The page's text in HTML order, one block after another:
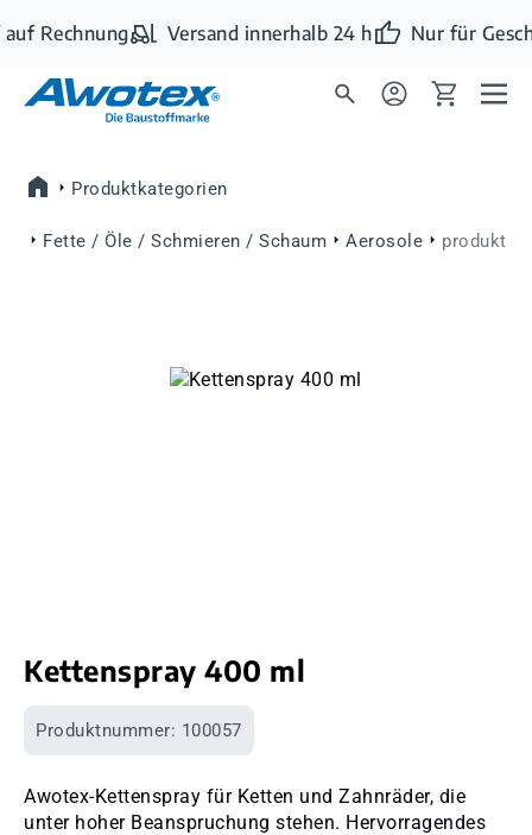
Zum Hauptinhalt springen
Rechnung Versand innerhalb 24 h Nur für
Produktkategorien
Fette / Öle / Schmieren / Schaum Aerosole produkt
Bildergalerie überspringen
Kettenspray 400 ml
Produktnummer: 100057
Awotex-Kettenspray für Ketten und Zahnräder, die
unter hoher Beanspruchung stehen. Hervorragendes